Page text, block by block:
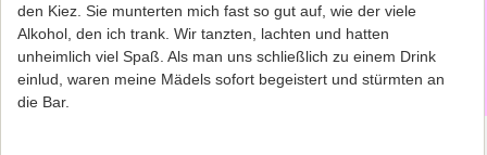
den Kiez. Sie munterten mich fast so gut auf, wie der viele
Alkohol, den ich trank. Wir tanzten, lachten und hatten
unheimlich viel Spaß. Als man uns schließlich zu einem Drink
einlud, waren meine Mädels sofort begeistert und stürmten an
die Bar.